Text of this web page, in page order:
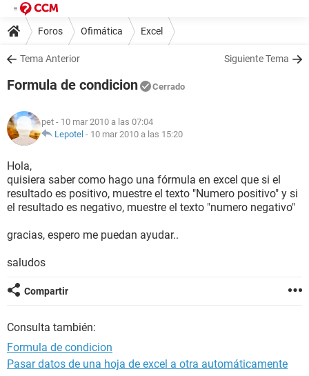
Foros Ofimática Excel
Tema Anterior Siguiente Tema
Formula de condicion Cerrado
pet - 10 mar 2010 a las 07:04
Lepotel - 10 mar 2010 a las 15:20
Hola,
quisiera saber como hago una fórmula en excel que si el
resultado es positivo, muestre el texto "Numero positivo" y si
el resultado es negativo, muestre el texto "numero negativo"
gracias, espero me puedan ayudar..
saludos
Compartir
Consulta también:
Formula de condicion
Pasar datos de una hoja de excel a otra automáticamente